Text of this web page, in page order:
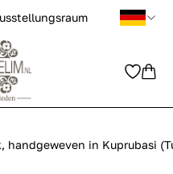
in Kuprubasi